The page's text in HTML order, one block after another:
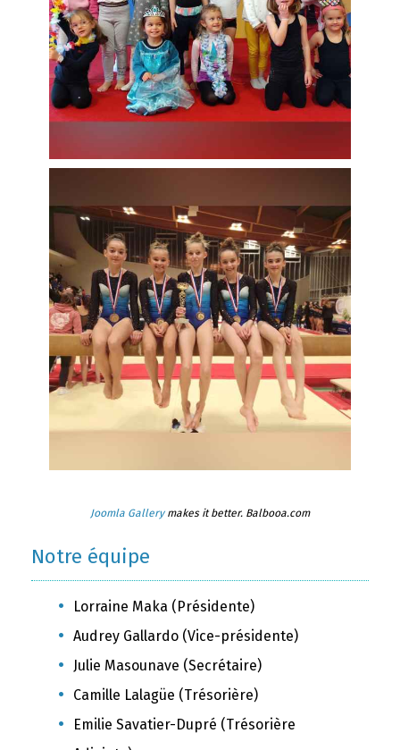
Joomla Gallerymakes it better. Balbooa.com
Notre équipe
Lorraine Maka (Présidente)
Audrey Gallardo (Vice-présidente)
Julie Masounave (Secrétaire)
Camille Lalagüe (Trésorière)
Emilie Savatier-Dupré (Trésorière